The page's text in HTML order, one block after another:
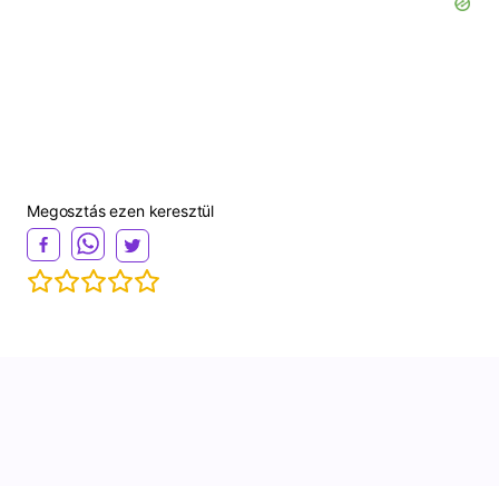
Megosztás ezen keresztül